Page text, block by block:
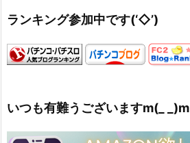
ランキング参加中です(‘◇’)ゞ
いつも有難うございますm(_ _)m